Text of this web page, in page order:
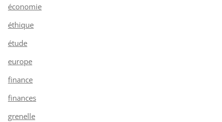
économie
éthique
étude
europe
finance
finances
grenelle